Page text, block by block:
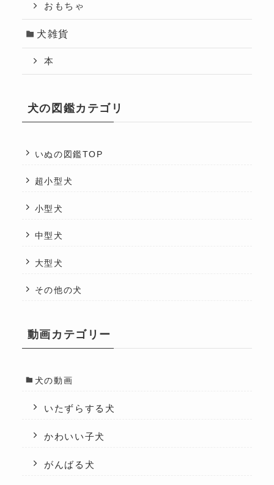
おもちゃ
犬雑貨
本
犬の図鑑カテゴリ
いぬの図鑑TOP
超小型犬
小型犬
中型犬
大型犬
その他の犬
動画カテゴリー
犬の動画
いたずらする犬
かわいい子犬
がんばる犬